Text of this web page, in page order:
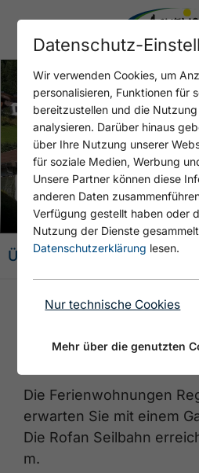
Open Ferienwohnungen
Übersicht Angebote
Die Ferienwohnungen
erwarten Sie mit einem
Die Rofan Seilbahn
m.
Datenschutz-
Wir verwenden Cookies, um
personalisieren, Funktionen für
bereitzustellen und die
analysieren. Darüber hinaus
über Ihre Nutzung unserer
für soziale Medien, Werbung
Unsere Partner können diese
anderen Daten
Verfügung gestellt haben oder
Nutzung der Dienste
Datenschutzerklärung lesen.
Nur technische Cookies
Mehr über die genutzten